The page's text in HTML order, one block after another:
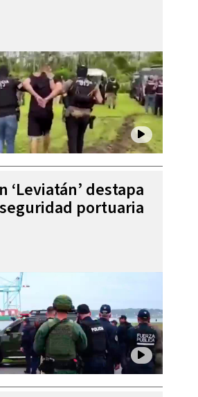
‘Leviatán’ destapa
portuaria